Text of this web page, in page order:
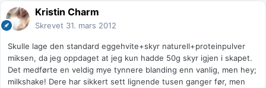
Kristin Charm
Skrevet 31. mars 2012
Skulle lage den standard eggehvite+skyr naturell+proteinpulver
miksen, da jeg oppdaget at jeg kun hadde 50g skyr igjen i skapet.
Det medførte en veldig mye tynnere blanding enn vanlig, men hey;
milkshake! Dere har sikkert sett lignende tusen ganger før, men